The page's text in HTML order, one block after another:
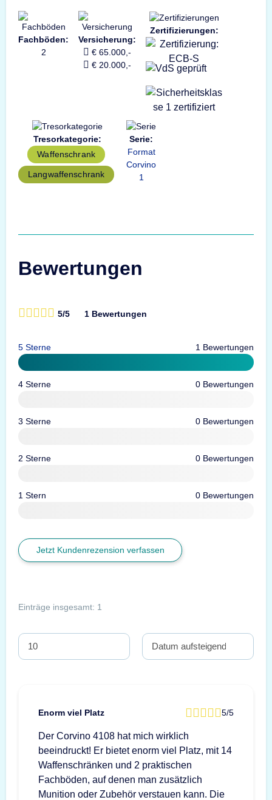
Fachböden:
2
Versicherung:
€ 65.000,-
€ 20.000,-
Zertifizierungen:
Tresorkategorie:
Waffenschrank
Langwaffenschrank
Serie:
Format
Corvino
1
Bewertungen
5/5 1 Bewertungen
5 Sterne 1 Bewertungen
4 Sterne 0 Bewertungen
3 Sterne 0 Bewertungen
2 Sterne 0 Bewertungen
1 Stern 0 Bewertungen
Jetzt Kundenrezension verfassen
Einträge insgesamt: 1
Enorm viel Platz 5/5
Der Corvino 4108 hat mich wirklich
beeindruckt! Er bietet enorm viel Platz, mit 14
Waffenschränken und 2 praktischen
Fachböden, auf denen man zusätzlich
Munition oder Zubehör verstauen kann. Die